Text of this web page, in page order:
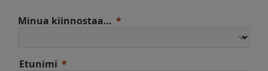
Minua kiinnostaa…
Etunimi